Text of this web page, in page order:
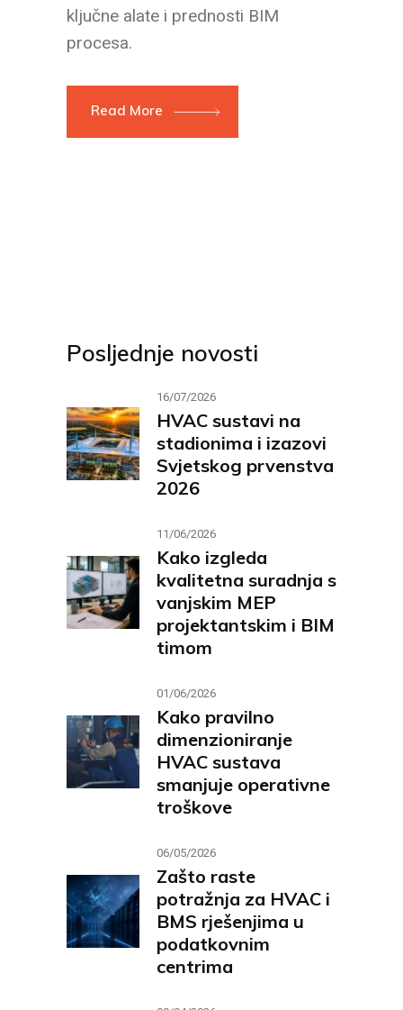
ključne alate i prednosti BIM
procesa.
Read More
Posljednje novosti
16/07/2026
HVAC sustavi na
stadionima i izazovi
Svjetskog prvenstva
2026
11/06/2026
Kako izgleda
kvalitetna suradnja s
vanjskim MEP
projektantskim i BIM
timom
01/06/2026
Kako pravilno
dimenzioniranje
HVAC sustava
smanjuje operativne
troškove
06/05/2026
Zašto raste
potražnja za HVAC i
BMS rješenjima u
podatkovnim
centrima